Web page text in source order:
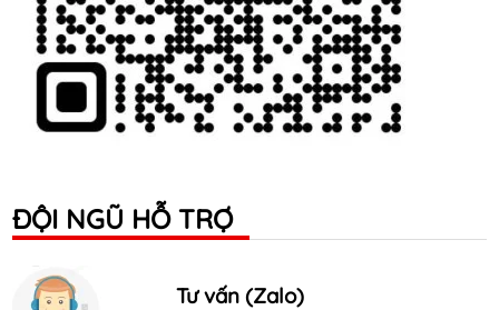
ĐỘI NGŨ HỖ TRỢ
Tư vấn (Zalo)